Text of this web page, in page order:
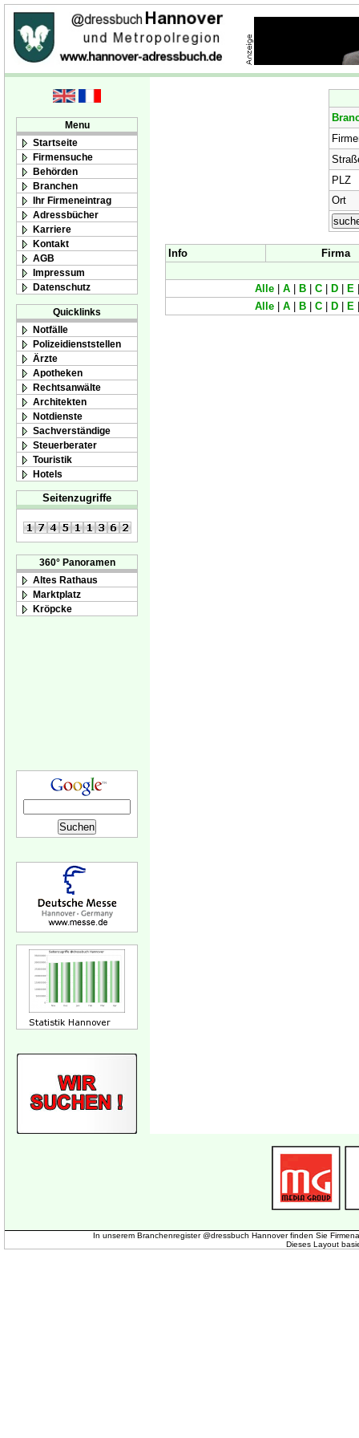
Menu
Startseite
Firmensuche
Behörden
Branchen
Ihr Firmeneintrag
Adressbücher
Karriere
Kontakt
AGB
Impressum
Datenschutz
Quicklinks
Notfälle
Polizeidienststellen
Ärzte
Apotheken
Rechtsanwälte
Architekten
Notdienste
Sachverständige
Steuerberater
Touristik
Hotels
Seitenzugriffe
360° Panoramen
Altes Rathaus
Marktplatz
Kröpcke
PLZ
Ort
Info Firma
Alle A B C D E
Alle
A B C D E
In unserem Branchenregister @dressbuch Hannover finden Sie
Dieses Layout